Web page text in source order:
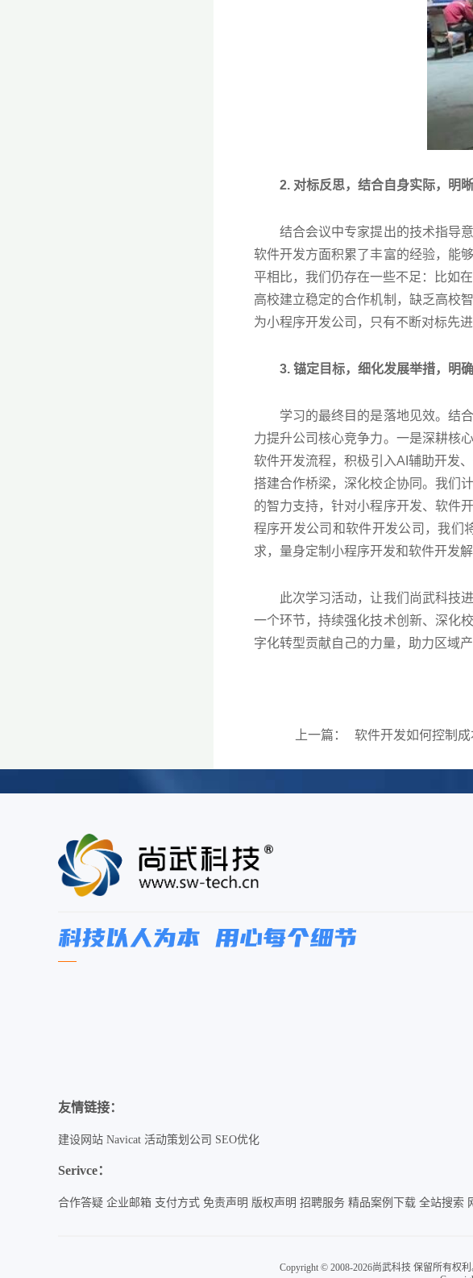
2. 对标反思，结合自身实际，明晰
结合会议中专家提出的技术指导意
软件开发方面积累了丰富的经验，能
平相比，我们仍存在一些不足：比如
高校建立稳定的合作机制，缺乏高校
为小程序开发公司，只有不断对标先
3. 锚定目标，细化发展举措，明确
学习的最终目的是落地见效。结合
力提升公司核心竞争力。一是深耕核
软件开发流程，积极引入AI辅助开发
搭建合作桥梁，深化校企协同。我们
的智力支持，针对小程序开发、软件
程序开发公司和软件开发公司，我们
求，量身定制小程序开发和软件开发
此次学习活动，让我们尚武科技进
一个环节，持续强化技术创新、深化
字化转型贡献自己的力量，助力区域产
上一篇： 软件开发如何控制
友情链接：
建设网站 Navicat 活动策划公司 SEO优化
Serivce：
合作答疑 企业邮箱 支付方式 免责声明 版权声明 招聘服务 精品案例下载 全站搜索
Copyright © 2008-2026尚武科技 保留所有权利